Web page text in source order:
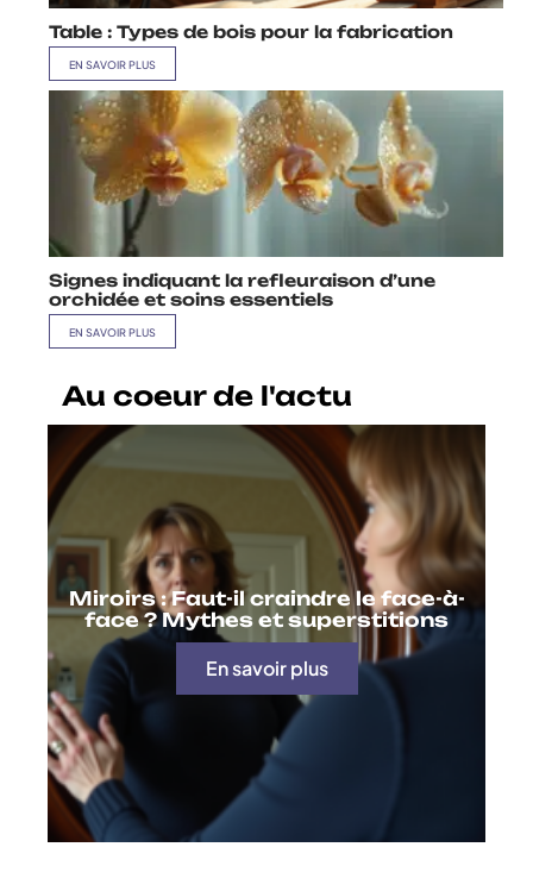
Table : Types de bois pour la fabrication
EN SAVOIR PLUS
Signes indiquant la refleuraison d’une
orchidée et soins essentiels
EN SAVOIR PLUS
Au coeur de l'actu
Miroirs : Faut-il craindre le face-à-
face ? Mythes et superstitions
En savoir plus